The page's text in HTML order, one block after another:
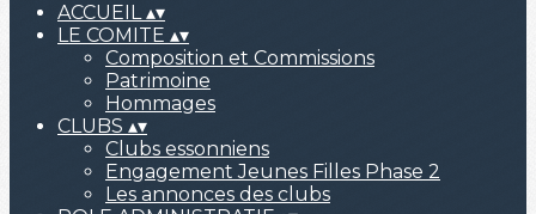
ACCUEIL▴▾
LE COMITE ▴▾
Composition et Commissions
Patrimoine
Hommages
CLUBS ▴▾
Clubs essonniens
Engagement Jeunes Filles Phase 2
Les annonces des clubs